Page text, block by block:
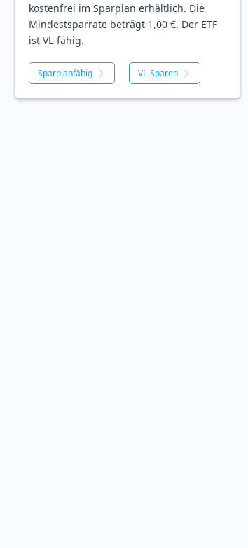
kostenfrei im Sparplan erhältlich. Die
Mindestsparrate beträgt 1,00 €. Der ETF
ist VL-fähig.
Sparplanfähig VL-Sparen